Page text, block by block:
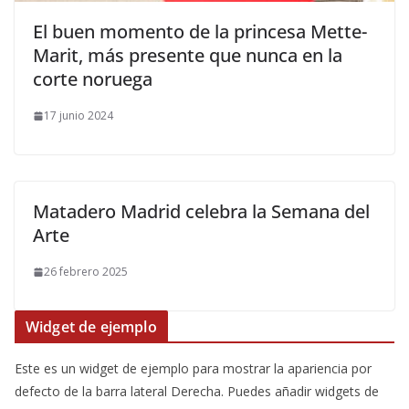
​El buen momento de la princesa Mette-
Marit, más presente que nunca en la
corte noruega
17 junio 2024
Matadero Madrid celebra la Semana del
Arte
26 febrero 2025
Widget de ejemplo
Este es un widget de ejemplo para mostrar la apariencia por
defecto de la barra lateral Derecha. Puedes añadir widgets de